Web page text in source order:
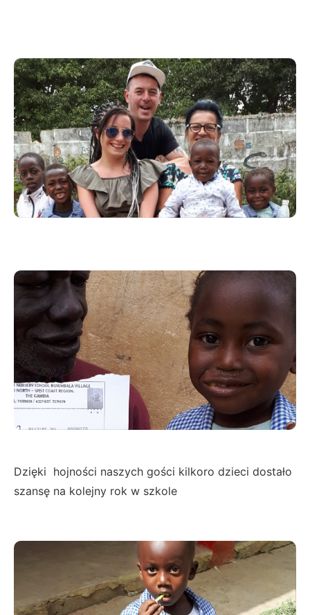
Dzięki hojności naszych gości kilkoro dzieci dostało
szansę na kolejny rok w szkole